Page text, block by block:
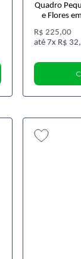
Quadro
e Flores
R$ 225,00
7x R$